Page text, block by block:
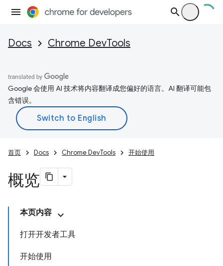
Docs Chrome DevTools
Google 会使用 AI 技术将内容翻译成您偏好的语言。AI 翻译可能包
含错误。
首页 Docs Chrome DevTools 开始使用
概览
本页内容
打开开发者工具
开始使用